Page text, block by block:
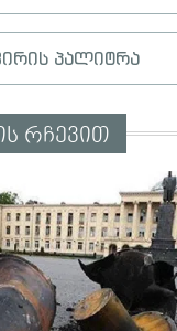
პალიტრა
რჩევით